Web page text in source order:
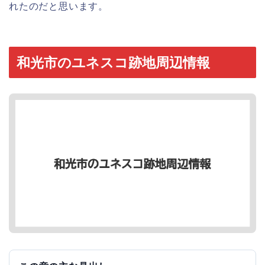
れたのだと思います。
和光市のユネスコ跡地周辺情報